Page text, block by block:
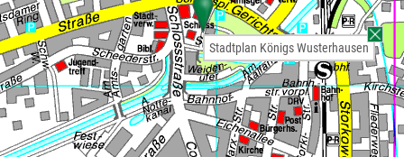
Stadtplan Königs Wusterhausen